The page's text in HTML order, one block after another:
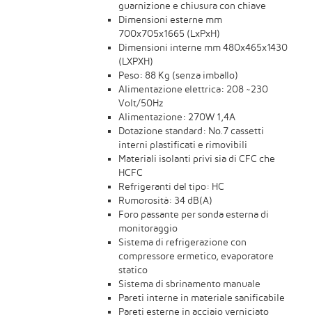
guarnizione e chiusura con chiave
Dimensioni esterne mm
700x705x1665 (LxPxH)
Dimensioni interne mm 480x465x1430
(LXPXH)
Peso: 88 Kg (senza imballo)
Alimentazione elettrica: 208 ~230
Volt/50Hz
Alimentazione: 270W 1,4A
Dotazione standard: No.7 cassetti
interni plastificati e rimovibili
Materiali isolanti privi sia di CFC che
HCFC
Refrigeranti del tipo: HC
Rumorosità: 34 dB(A)
Foro passante per sonda esterna di
monitoraggio
Sistema di refrigerazione con
compressore ermetico, evaporatore
statico
Sistema di sbrinamento manuale
Pareti interne in materiale sanificabile
Pareti esterne in acciaio verniciato